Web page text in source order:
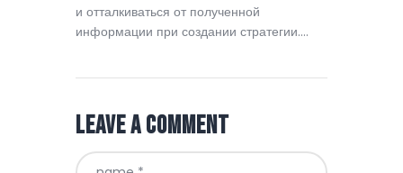
и отталкиваться от полученной
информации при создании стратегии.…
Leave a comment